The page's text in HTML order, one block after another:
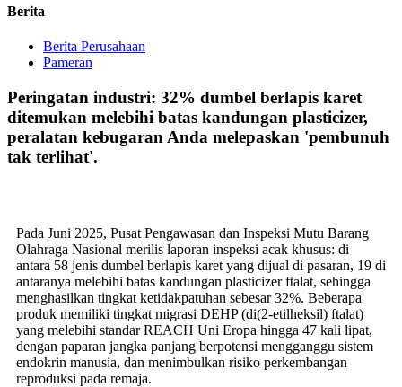
Berita
Berita Perusahaan
Pameran
Peringatan industri: 32% dumbel berlapis karet
ditemukan melebihi batas kandungan plasticizer,
peralatan kebugaran Anda melepaskan 'pembunuh
tak terlihat'.
Pada Juni 2025, Pusat Pengawasan dan Inspeksi Mutu Barang
Olahraga Nasional merilis laporan inspeksi acak khusus: di
antara 58 jenis dumbel berlapis karet yang dijual di pasaran, 19 di
antaranya melebihi batas kandungan plasticizer ftalat, sehingga
menghasilkan tingkat ketidakpatuhan sebesar 32%. Beberapa
produk memiliki tingkat migrasi DEHP (di(2-etilheksil) ftalat)
yang melebihi standar REACH Uni Eropa hingga 47 kali lipat,
dengan paparan jangka panjang berpotensi mengganggu sistem
endokrin manusia, dan menimbulkan risiko perkembangan
reproduksi pada remaja.